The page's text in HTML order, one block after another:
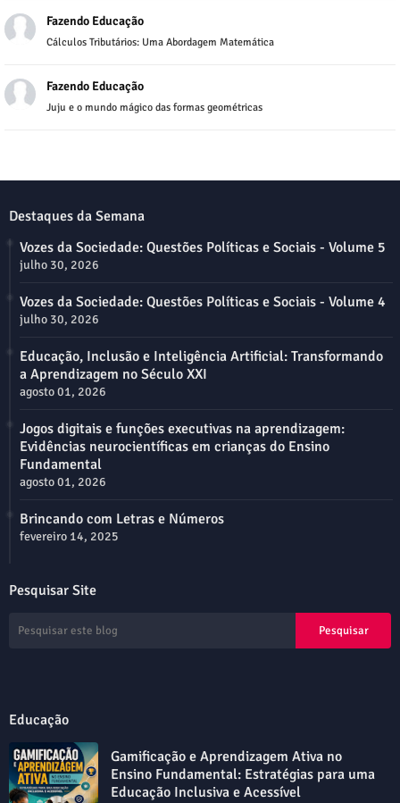
Fazendo Educação
Cálculos Tributários: Uma Abordagem Matemática
Fazendo Educação
Juju e o mundo mágico das formas geométricas
Destaques da Semana
Vozes da Sociedade: Questões Políticas e Sociais - Volume 5
julho 30, 2026
Vozes da Sociedade: Questões Políticas e Sociais - Volume 4
julho 30, 2026
Educação, Inclusão e Inteligência Artificial: Transformando
a Aprendizagem no Século XXI
agosto 01, 2026
Jogos digitais e funções executivas na aprendizagem:
Evidências neurocientíficas em crianças do Ensino
Fundamental
agosto 01, 2026
Brincando com Letras e Números
fevereiro 14, 2025
Pesquisar Site
Educação
Gamificação e Aprendizagem Ativa no
Ensino Fundamental: Estratégias para uma
Educação Inclusiva e Acessível